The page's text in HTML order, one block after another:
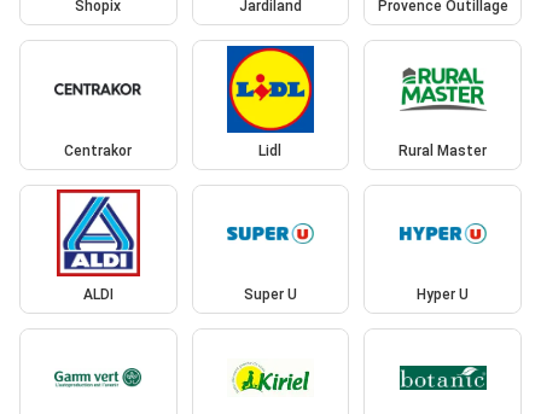
Shopix Jardiland Provence Outillage
Centrakor Lidl Rural Master
ALDI Super U Hyper U